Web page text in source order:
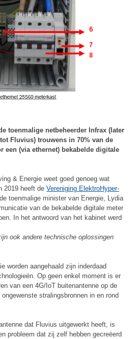
toenmalige netbeheerder Infrax (later
Fluvius) trouwens in 70% van de
een (via ethernet) bekabelde digitale
& Energie weet goed genoeg wat
2019 heeft de Vereniging Elektro­­Hyper­
toenmalige minister van Energie, Lydia
van de bekabelde digitale meter
In het antwoord van het kabinet werd
ook andere technische oplossingen
worden aangehaald zijn inderdaad
Op geen enkel moment is er
van een 4G/IoT buitenantenne op de
stralingsbronnen in en rond
dat Fluvius uitgewerkt heeft, is
probleem dat zij zelf hebben gecreëerd